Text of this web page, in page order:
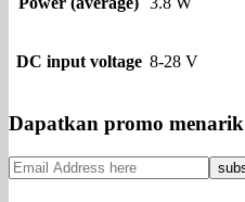
DC input voltage 8-28 V
Dapatkan promo menarik